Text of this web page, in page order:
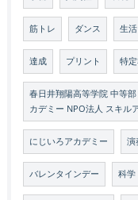
筋トレ ダンス 生活
達成 プリント 特
春日井翔陽高等学院 中等
カデミー NPO法人 スキル
にじいろアカデミー 演
バレンタインデー 科学